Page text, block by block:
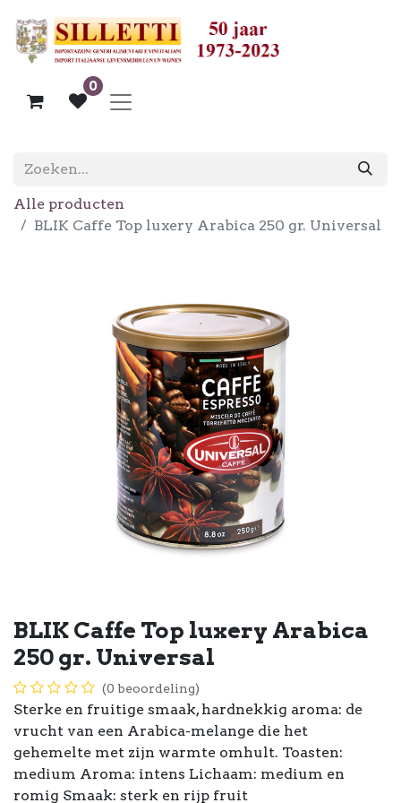
0
Alle producten
BLIK Caffe Top luxery Arabica 250 gr. Universal
BLIK Caffe Top luxery Arabica
250 gr. Universal
(0 beoordeling)
Sterke en fruitige smaak, hardnekkig aroma: de
vrucht van een Arabica-melange die het
gehemelte met zijn warmte omhult. Toasten:
medium Aroma: intens Lichaam: medium en
romig Smaak: sterk en rijp fruit